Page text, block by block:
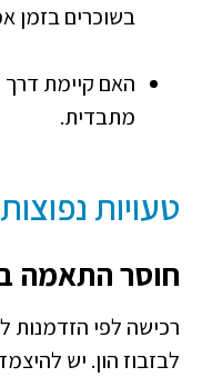
בשוכרים בזמן
האם קיימת
מתבדית.
טעויות
חוסר התאמה
רכישה לפי הזדמנות
לבזבוז הון. יש